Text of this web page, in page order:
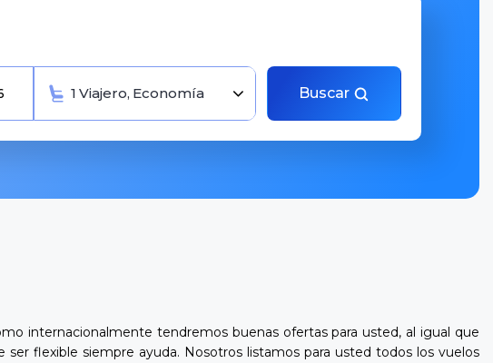
1 Viajero, Economía Buscar
internacionalmente tendremos buenas ofertas para usted, al igual que
flexible siempre ayuda. Nosotros listamos para usted todos los vuelos